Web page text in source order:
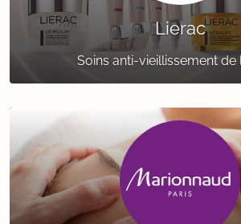
Lierac
Soins anti-vieillissement de